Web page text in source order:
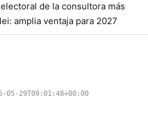
de la consultora más
amplia ventaja para 2027
29T09:01:48+00:00